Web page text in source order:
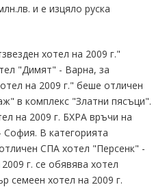
и е изцяло руска
хотел на 2009 г."
"Димят" - Варна, за
на 2009 г." беше отличен
в комплекс "Златни пясъци".
на 2009 г. БХРА връчи на
В категорията
СПА хотел "Персенк" -
г. се обявява хотел
семеен хотел на 2009 г.